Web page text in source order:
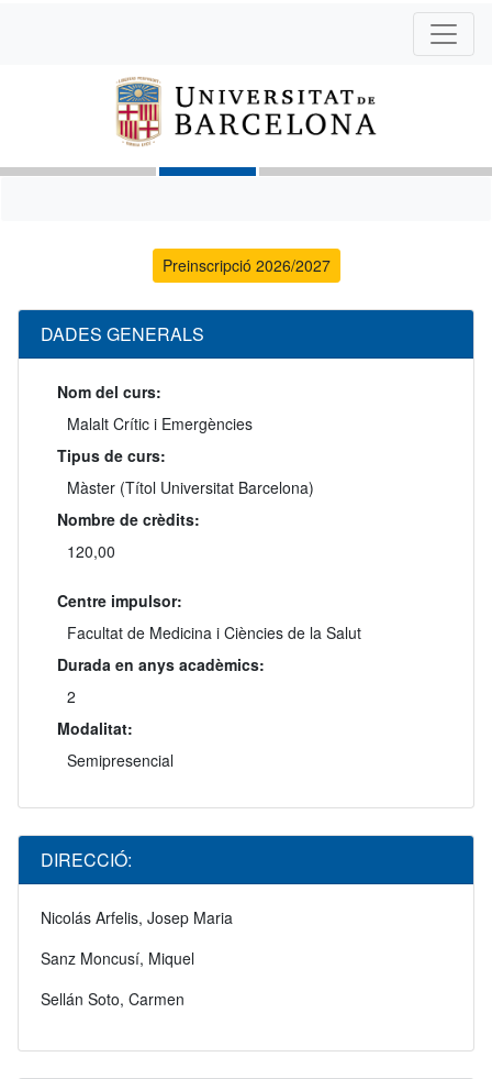
Preinscripció 2026/2027
DADES GENERALS
Nom del curs:
Malalt Crític i Emergències
Tipus de curs:
Màster (Títol Universitat Barcelona)
Nombre de crèdits:
120,00
Centre impulsor:
Facultat de Medicina i Ciències de la Salut
Durada en anys acadèmics:
2
Modalitat:
Semipresencial
DIRECCIÓ:
Nicolás Arfelis, Josep Maria
Sanz Moncusí, Miquel
Sellán Soto, Carmen